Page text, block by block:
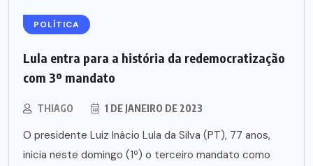
POLÍTICA
Lula entra para a história da redemocratização
com 3º mandato
THIAGO 1 DE JANEIRO DE 2023
O presidente Luiz Inácio Lula da Silva (PT), 77 anos,
inicia neste domingo (1º) o terceiro mandato como